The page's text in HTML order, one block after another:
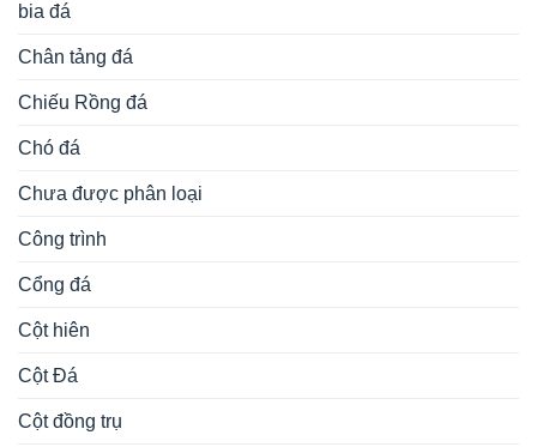
bia đá
Chân tảng đá
Chiếu Rồng đá
Chó đá
Chưa được phân loại
Công trình
Cổng đá
Cột hiên
Cột Đá
Cột đồng trụ